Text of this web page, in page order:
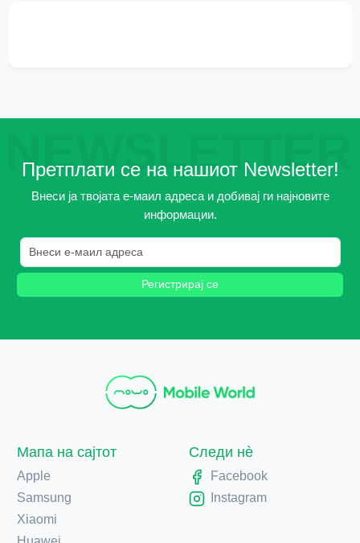
NEWSLETTER
Претплати се на нашиот Newsletter!
Внеси ја твојата е-маил адреса и добивај ги најновите
информации.
Регистрирај се
Мапа на сајтот
Apple
Samsung
Xiaomi
Следи нè
Facebook
Instagram